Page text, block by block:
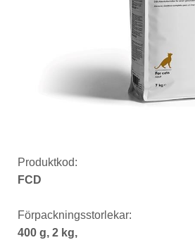
Produktkod:
FCD
Förpackningsstorlekar:
400 g, 2 kg,